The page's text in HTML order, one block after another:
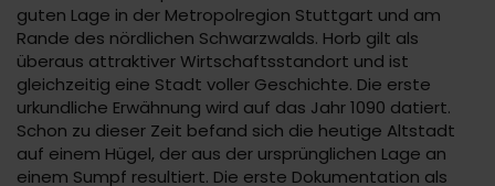
guten Lage in der Metropolregion Stuttgart und am
Rande des nördlichen Schwarzwalds. Horb gilt als
überaus attraktiver Wirtschaftsstandort und ist
gleichzeitig eine Stadt voller Geschichte. Die erste
urkundliche Erwähnung wird auf das Jahr 1090 datiert.
Schon zu dieser Zeit befand sich die heutige Altstadt
auf einem Hügel, der aus der ursprünglichen Lage an
einem Sumpf resultiert. Die erste Dokumentation als